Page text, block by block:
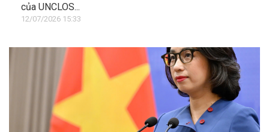
của UNCLOS...
12/07/2026 15:33